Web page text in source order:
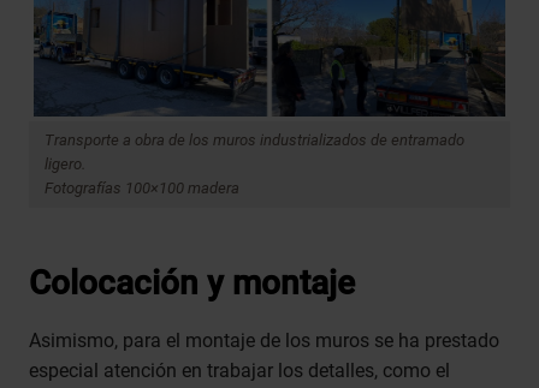
Transporte a obra de los muros industrializados de entramado
ligero.
Fotografías 100×100 madera
Colocación y montaje
Asimismo, para el montaje de los muros se ha prestado
especial atención en trabajar los detalles, como el